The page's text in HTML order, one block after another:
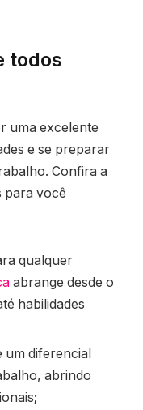
todos
uma excelente
e se preparar
Confira a
para você
qualquer
abrange desde o
habilidades
um diferencial
abrindo